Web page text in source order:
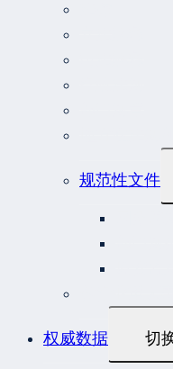
规范性文件
权威数据 切